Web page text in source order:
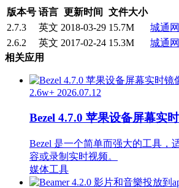
版本号 语言 更新时间 文件大小
2.7.3
英文 2018-03-29 15.7M 城通
2.6.2
英文 2017-02-24 15.3M 城通
相关应用
2.6w+ 2026.07.12
Bezel 4.7.0 苹果设备屏幕实
Bezel 是一个简单而强大的工具，
容或录制实时视频。
媒体工具